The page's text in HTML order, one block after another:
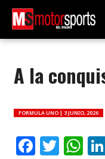
A la
FORMULA UNO | 3 JUNIO, 2026